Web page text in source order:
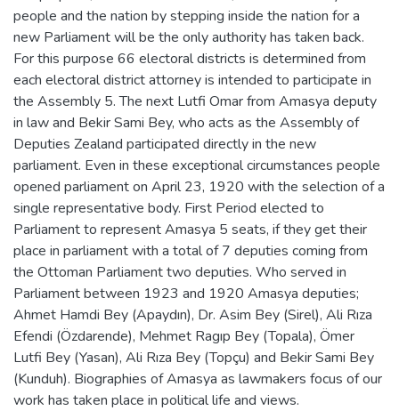
people and the nation by stepping inside the nation for a
new Parliament will be the only authority has taken back.
For this purpose 66 electoral districts is determined from
each electoral district attorney is intended to participate in
the Assembly 5. The next Lutfi Omar from Amasya deputy
in law and Bekir Sami Bey, who acts as the Assembly of
Deputies Zealand participated directly in the new
parliament. Even in these exceptional circumstances people
opened parliament on April 23, 1920 with the selection of a
single representative body. First Period elected to
Parliament to represent Amasya 5 seats, if they get their
place in parliament with a total of 7 deputies coming from
the Ottoman Parliament two deputies. Who served in
Parliament between 1923 and 1920 Amasya deputies;
Ahmet Hamdi Bey (Apaydın), Dr. Asim Bey (Sirel), Ali Rıza
Efendi (Özdarende), Mehmet Ragıp Bey (Topala), Ömer
Lutfi Bey (Yasan), Ali Rıza Bey (Topçu) and Bekir Sami Bey
(Kunduh). Biographies of Amasya as lawmakers focus of our
work has taken place in political life and views.